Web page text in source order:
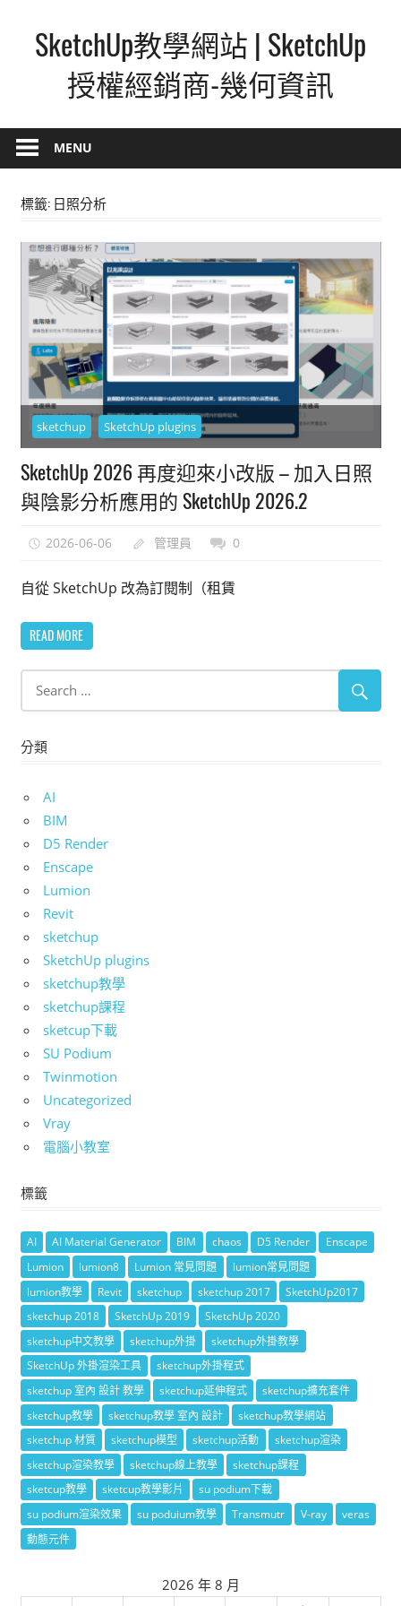
contentSketchUp教學網站 | SketchUp
授權經銷商-幾何資訊
–
最
覺
設
計
方
式,
人
人
都
能
上
手
的
3D
軟
MENU
標籤: 日照分析
sketchup SketchUp plugins
SketchUp 2026 再度迎來小改版 – 加入日照
與陰影分析應用的 SketchUp 2026.2
2026-06-06 管理員 0
自從 SketchUp 改為訂閱制（租賃
READ MORE
分類
AI
BIM
D5 Render
Enscape
Lumion
Revit
sketchup
SketchUp plugins
sketchup教學
sketchup課程
sketcup下載
SU Podium
Twinmotion
Uncategorized
Vray
電腦小教室
標籤
AI AI Material Generator BIM chaos D5 Render
Enscape
Lumion
lumion8 Lumion 常見問題
lumion常見問題
lumion教學
Revit sketchup sketchup 2017
SketchUp2017
sketchup 2018
SketchUp 2019
SketchUp 2020
sketchup中文教學
sketchup外掛
sketchup外掛教學
SketchUp 外掛渲染工具
sketchup外掛程式
sketchup 室內 設計 教學
sketchup延伸程式
sketchup擴充套件
sketchup教學
sketchup教學 室內 設計
sketchup教學網站
sketchup 材質
sketchup模型 sketchup活動
sketchup渲染
sketchup渲染教學
sketchup線上教學
sketchup課程
sketcup教學
sketcup教學影片
su podium下載
su podium渲染效果
su poduium教學 Transmutr V-ray
veras
動態元件
2026 年 8 月